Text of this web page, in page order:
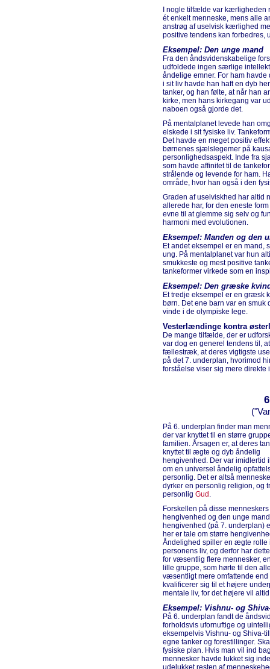
I nogle tilfælde var kærligheden
ét enkelt menneske, mens alle
anstrøg af uselvisk kærlighed
positive tendens kan forbedres,
Eksempel: Den unge mand
Fra den åndsvidenskabelige
udfoldede ingen særlige
åndelige emner. For ham
i sit liv havde han haft en dyb
tanker, og han følte, at når han
kirke, men hans kirkegang var
naboen også gjorde det.
På mentalplanet levede han
elskede i sit fysiske liv.
Det havde en meget positiv
børnenes sjælslegemer på
personlighedsaspekt. Inde fra
som havde affinitet til de
strålende og levende for ham.
område, hvor han også i den
Graden af uselviskhed har altid
allerede har, for den eneste
evne til at glemme sig selv og
harmoni med evolutionen.
Eksempel: Manden og den
Et andet eksempel er en mand,
ung. På mentalplanet var hun
smukkeste og mest positive
tankeformer virkede som en
Eksempel: Den græske
Et tredje eksempel er en græsk
børn. Det ene barn var en
vinde i de olympiske lege.
Vesterlændinge kontra
De mange tilfælde, der er
var dog en generel tendens til,
fællestræk, at deres vigtigste
på det 7. underplan, hvorimod
forståelse viser sig mere
På 6. underplan finder man
der var knyttet til en større
familien. Årsagen er, at deres
knyttet til ægte og dyb åndelig
hengivenhed. Der var imidlertid
om en universel åndelig
personlig. Det er altså
dyrker en personlig religion, og
personlig Gud .
Forskellen på disse menneskers
hengivenhed og den unge
hengivenhed (på 7. underplan)
her er tale om større
Åndelighed spiller en ægte rolle
personens liv, og derfor har
for væsentlig flere mennesker,
lille gruppe, som hørte til den
væsentligt mere omfattende
kvalificerer sig til et højere
mentale liv, for det højere vil
Eksempel: Vishnu- og
På 6. underplan fandt de
forholdsvis ufornuftige og
eksempelvis Vishnu- og Shiva-
egne tanker og forestillinger.
fysiske plan. Hvis man vil ind
mennesker havde lukket sig
udelukket resten af